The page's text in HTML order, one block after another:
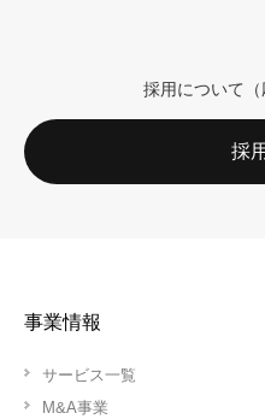
採用について（
採
事業情報
サービス一覧
M&A事業